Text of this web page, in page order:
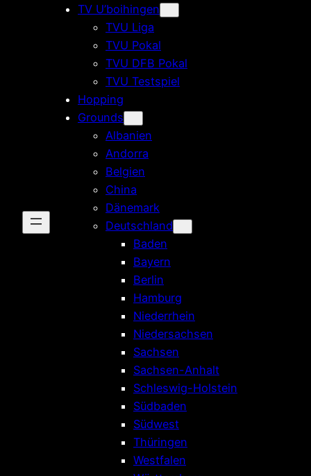
TV U’boihingen
TVU Liga
TVU Pokal
TVU DFB Pokal
TVU Testspiel
Hopping
Grounds
Albanien
Andorra
Belgien
China
Dänemark
Deutschland
Baden
Bayern
Berlin
Hamburg
Niederrhein
Niedersachsen
Sachsen
Sachsen-Anhalt
Schleswig-Holstein
Südbaden
Südwest
Thüringen
Westfalen